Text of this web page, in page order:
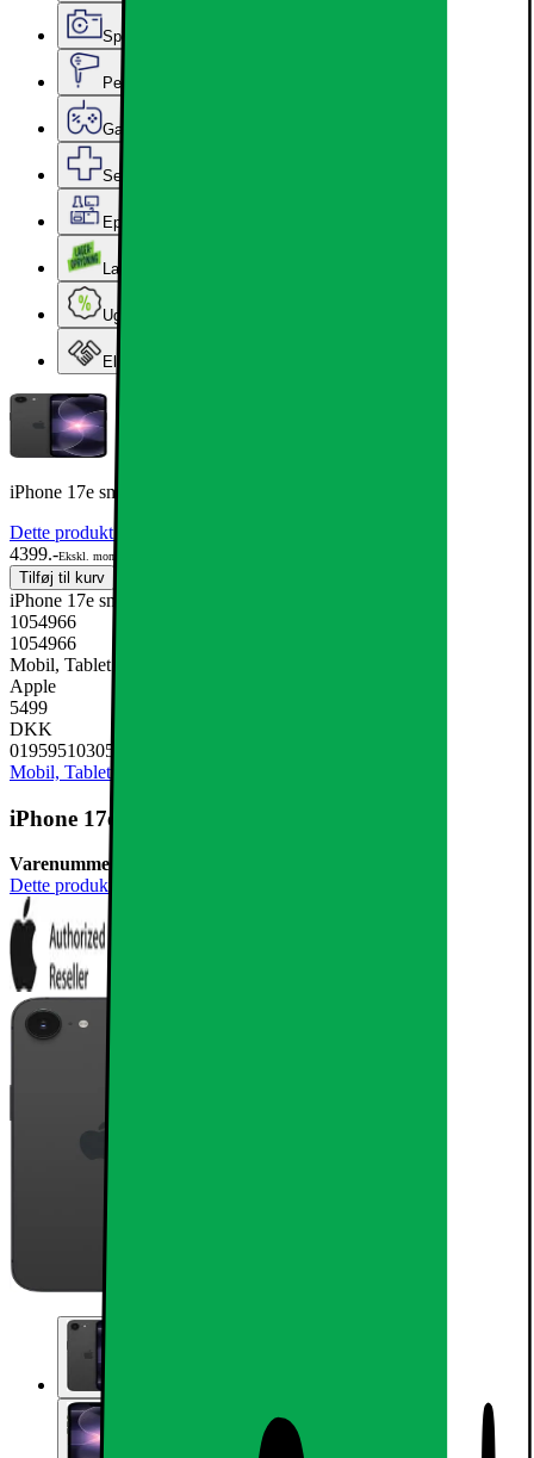
Sport, Fritid & Hobby
Personlig pleje, Skønhed & Velvære
Gaming
Services & tilbehør
Epoq køkken & bryggers
Lageroprydning
Ugens tilbud - og andre gode priser
Elgiganten Erhverv
iPhone 17e smartphone 256GB Sort
Dette produkt er blevet bedømt til 4.7 ud af 5 stjerner.
4399.-Ekskl. moms
Tilføj til kurv
iPhone 17e smartphone 256GB Sort
1054966
1054966
Mobil, Tablet & Smartwatch, Mobiltelefon
Apple
5499
DKK
0195951030531
Mobil, Tablet & Smartwatch
iPhone 17e smartphone 256GB Sort
Varenummer:
Dette produkt er blevet bedømt til 4.7 ud af 5 stjerner.